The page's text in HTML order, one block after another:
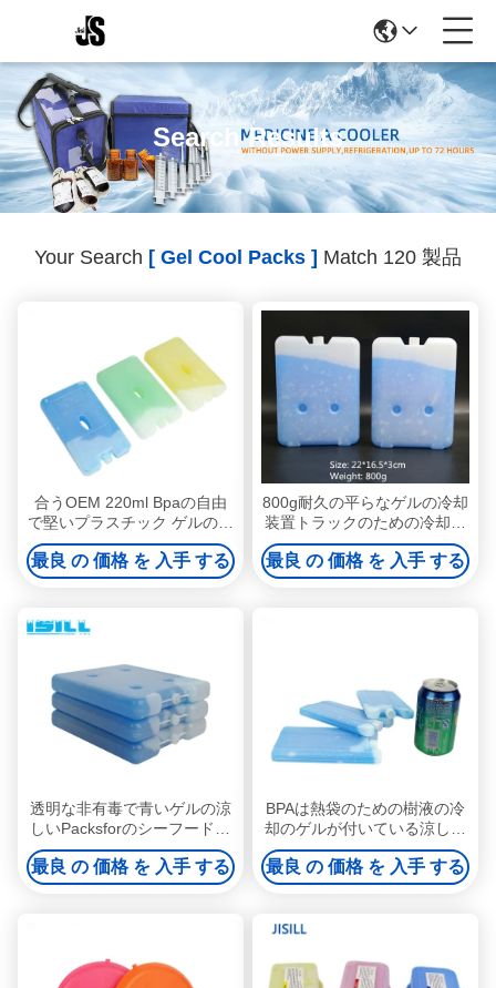
Search Results
Your Search [ Gel Cool Packs ] Match 120 製品
合うOEM 220ml Bpaの自由
で堅いプラスチック ゲルの涼
しいパック及び新しいアイス
パック
最良 の 価格 を 入手 する
800g耐久の平らなゲルの冷却
装置トラックのための冷却の
氷のクーラーの煉瓦
最良 の 価格 を 入手 する
透明な非有毒で青いゲルの涼
しいPacksforのシーフードに
よって凍らせている輸送
最良 の 価格 を 入手 する
BPAは熱袋のための樹液の冷
却のゲルが付いている涼しい
袋のゲルのアイスパックのク
ーラーの煉瓦を放します
最良 の 価格 を 入手 する